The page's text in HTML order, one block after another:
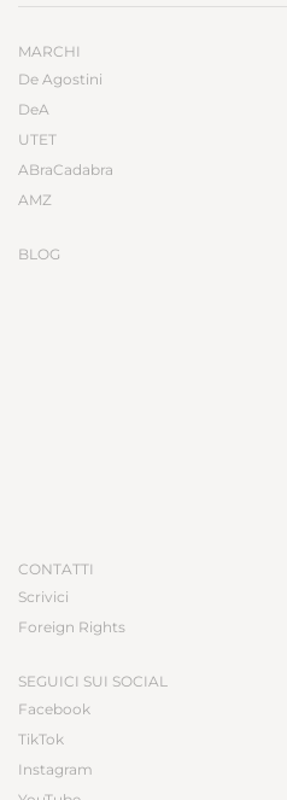
MARCHI
De Agostini
DeA
UTET
ABraCadabra
AMZ
BLOG
CONTATTI
Scrivici
Foreign Rights
SEGUICI SUI SOCIAL
Facebook
TikTok
Instagram